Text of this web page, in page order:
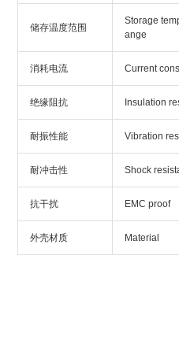
储存温度范围
Storage
ange
消耗电流 Current
绝缘阻抗 Insulation
耐振性能 Vibration
耐冲击性 Shock
抗干扰 EMC proof
外壳材质 Material